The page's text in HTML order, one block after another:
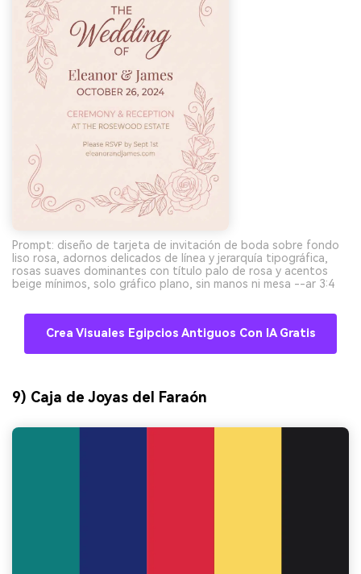
Prompt: diseño de tarjeta de invitación de boda sobre fondo
liso rosa, adornos delicados de línea y jerarquía tipográfica,
rosas suaves dominantes con título palo de rosa y acentos
beige mínimos, solo gráfico plano, sin manos ni mesa --ar 3:4
Crea Visuales Egipcios Antiguos Con IA Gratis
9) Caja de Joyas del Faraón